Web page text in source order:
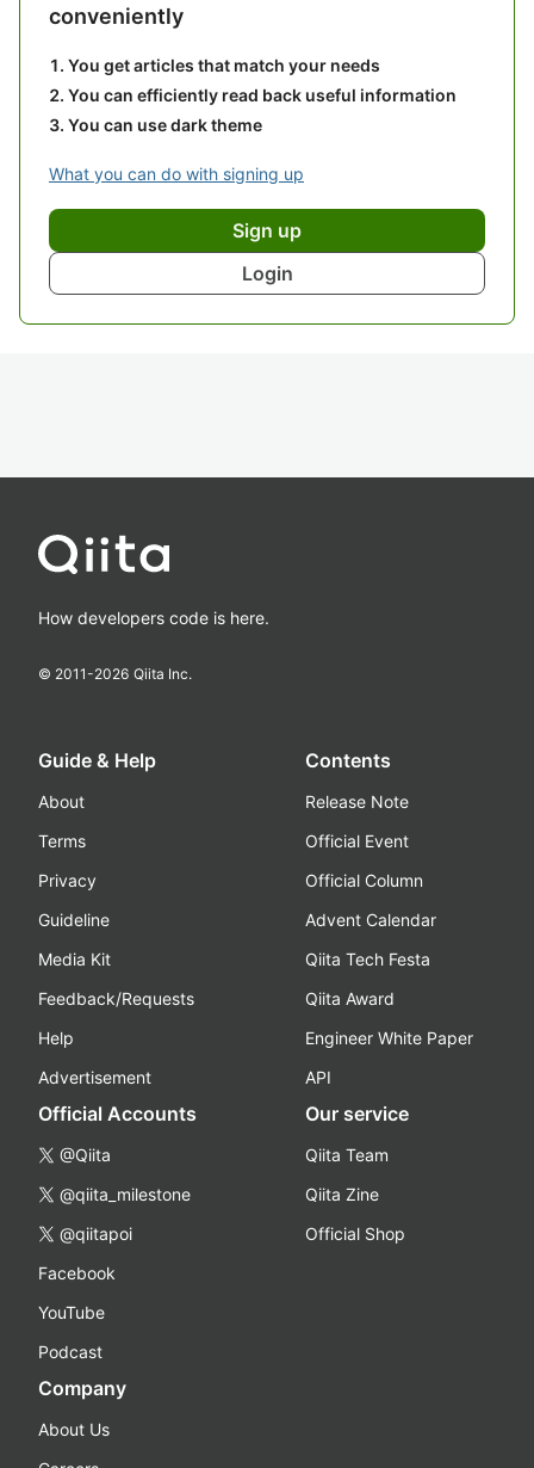
conveniently
You get articles that match your needs
You can efficiently read back useful information
You can use dark theme
What you can do with signing up
Sign up
Login
How developers code is here.
© 2011-2026 Qiita Inc.
Guide & Help
About
Terms
Privacy
Guideline
Media Kit
Feedback/Requests
Help
Advertisement
Contents
Release Note
Official Event
Official Column
Advent Calendar
Qiita Tech Festa
Qiita Award
Engineer White Paper
API
Official Accounts
@Qiita
@qiita_milestone
@qiitapoi
Facebook
YouTube
Podcast
Our service
Qiita Team
Qiita Zine
Official Shop
Company
About Us